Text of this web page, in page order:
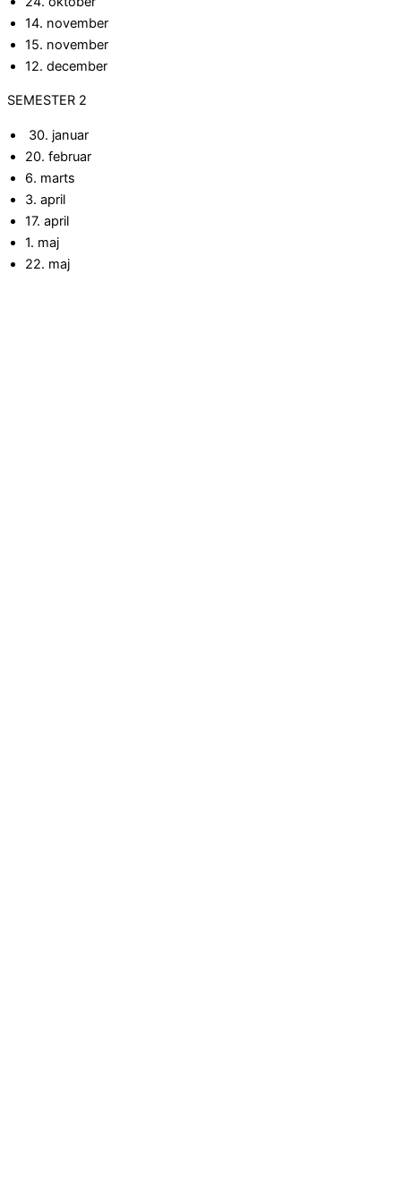
14. november
15. november
12. december
SEMESTER 2
30. januar
20. februar
6. marts
3. april
17. april
1. maj
22. maj